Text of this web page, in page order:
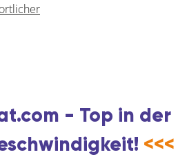
- Top in der
<<<